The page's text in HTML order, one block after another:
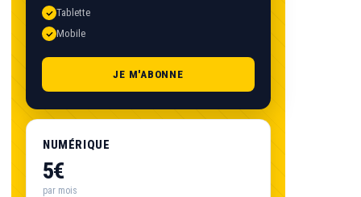
Tablette
Mobile
JE M'ABONNE
NUMÉRIQUE
5€
par mois